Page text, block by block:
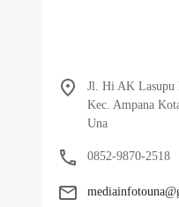
Jl. Hi AK Lasupu
Kec. Ampana
Una
0852-9870-2518